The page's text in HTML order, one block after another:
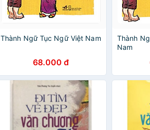
Thành Ngữ Tục Ngữ Việt Nam
68.000 đ
Thành
Nam